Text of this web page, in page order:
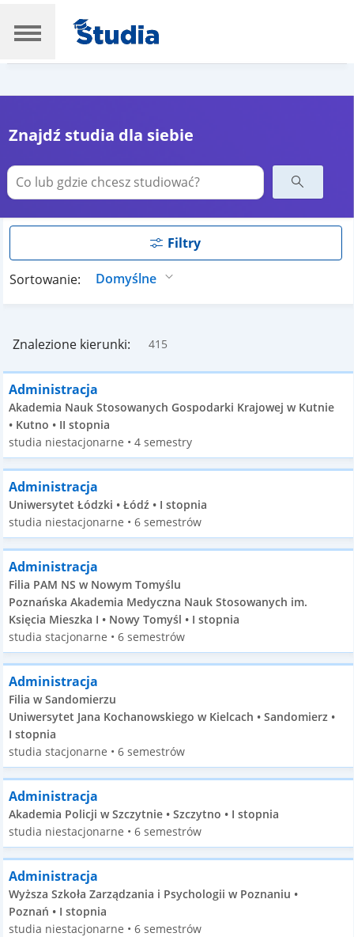
Znajdź studia dla siebie
Filtry
Sortowanie:
Znalezione kierunki: 415
Administracja
Akademia Nauk Stosowanych Gospodarki Krajowej w Kutnie
• Kutno • II stopnia
studia niestacjonarne • 4 semestry
Administracja
Uniwersytet Łódzki • Łódź • I stopnia
studia niestacjonarne • 6 semestrów
Administracja
Filia PAM NS w Nowym Tomyślu
Poznańska Akademia Medyczna Nauk Stosowanych im.
Księcia Mieszka I • Nowy Tomyśl • I stopnia
studia stacjonarne • 6 semestrów
Administracja
Filia w Sandomierzu
Uniwersytet Jana Kochanowskiego w Kielcach • Sandomierz •
I stopnia
studia stacjonarne • 6 semestrów
Administracja
Akademia Policji w Szczytnie • Szczytno • I stopnia
studia niestacjonarne • 6 semestrów
Administracja
Wyższa Szkoła Zarządzania i Psychologii w Poznaniu •
Poznań • I stopnia
studia niestacjonarne • 6 semestrów